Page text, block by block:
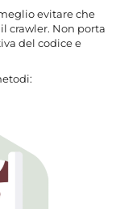
evitare che
crawler. Non porta
del codice e